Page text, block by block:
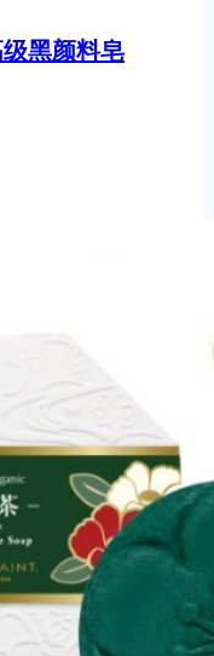
黑颜料皂